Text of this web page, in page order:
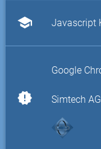
school Javascript
new_releases
Google
Simtech